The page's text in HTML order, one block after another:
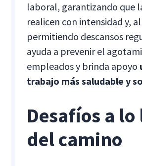
laboral, garantizando que
realicen con intensidad y,
permitiendo descansos
ayuda a prevenir el
empleados y brinda apoyo
trabajo más saludable y
Desafíos a
del camino